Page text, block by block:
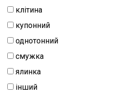
клітина
купонний
однотонний
смужка
ялинка
інший